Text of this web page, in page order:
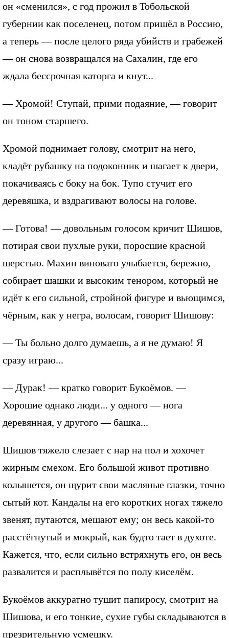
он «сменился», с год прожил в Тобольской
губернии как поселенец, потом пришёл в Россию,
а теперь — после целого ряда убийств и грабежей
— он снова возвращался на Сахалин, где его
ждала бессрочная каторга и кнут...
— Хромой! Ступай, прими подаяние, — говорит
он тоном старшего.
Хромой поднимает голову, смотрит на него,
кладёт рубашку на подоконник и шагает к двери,
покачиваясь с боку на бок. Тупо стучит его
деревяшка, и вздрагивают волосы на голове.
— Готова! — довольным голосом кричит Шишов,
потирая свои пухлые руки, поросшие красной
шерстью. Махин виновато улыбается, бережно,
собирает шашки и высоким тенором, который не
идёт к его сильной, стройной фигуре и вьющимся,
чёрным, как у негра, волосам, говорит Шишову:
— Ты больно долго думаешь, а я не думаю! Я
сразу играю...
— Дурак! — кратко говорит Букоёмов. —
Хорошие однако люди... у одного — нога
деревянная, у другого — башка...
Шишов тяжело слезает с нар на пол и хохочет
жирным смехом. Его большой живот противно
колышется, он щурит свои масляные глазки, точно
сытый кот. Кандалы на его коротких ногах тяжело
звенят, путаются, мешают ему; он весь какой-то
расстёгнутый и мокрый, как будто тает в духоте.
Кажется, что, если сильно встряхнуть его, он весь
развалится и расплывётся по полу киселём.
Букоёмов аккуратно тушит папиросу, смотрит на
Шишова, и его тонкие, сухие губы складываются в
презрительную усмешку.